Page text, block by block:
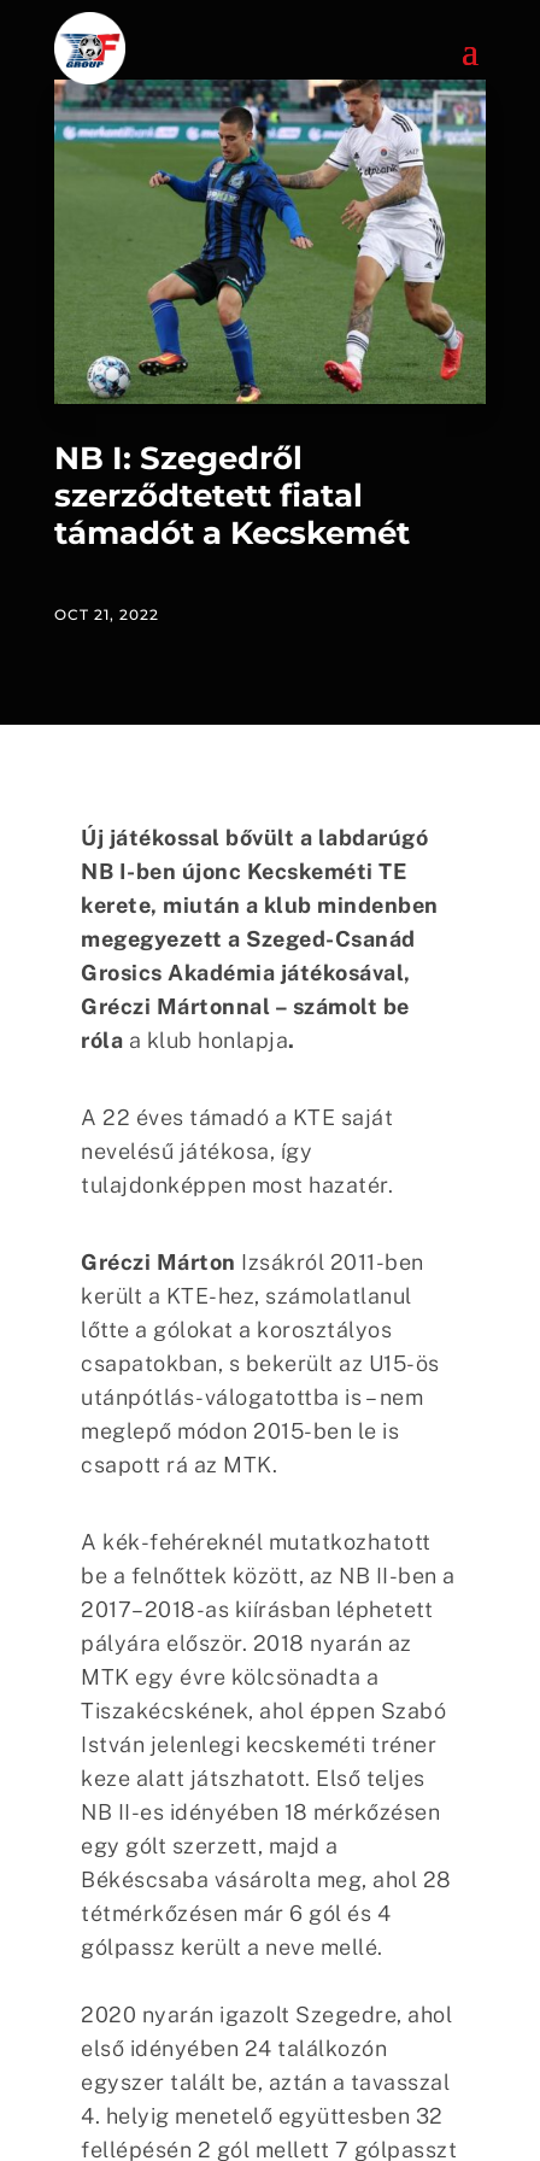
NB I: Szegedről
szerződtetett fiatal
támadót a Kecskemét
OCT 21, 2022
Új játékossal bővült a labdarúgó
NB I-ben újonc Kecskeméti TE
kerete, miután a klub mindenben
megegyezett a Szeged-Csanád
Grosics Akadémia játékosával,
Gréczi Mártonnal – számolt be
róla a klub honlapja.
A 22 éves támadó a KTE saját
nevelésű játékosa, így
tulajdonképpen most hazatér.
Gréczi Márton Izsákról 2011-ben
került a KTE-hez, számolatlanul
lőtte a gólokat a korosztályos
csapatokban, s bekerült az U15-ös
utánpótlás-válogatottba is – nem
meglepő módon 2015-ben le is
csapott rá az MTK.
A kék-fehéreknél mutatkozhatott
be a felnőttek között, az NB II-ben a
2017–2018-as kiírásban léphetett
pályára először. 2018 nyarán az
MTK egy évre kölcsönadta a
Tiszakécskének, ahol éppen Szabó
István jelenlegi kecskeméti tréner
keze alatt játszhatott. Első teljes
NB II-es idényében 18 mérkőzésen
egy gólt szerzett, majd a
Békéscsaba vásárolta meg, ahol 28
tétmérkőzésen már 6 gól és 4
gólpassz került a neve mellé.
2020 nyarán igazolt Szegedre, ahol
első idényében 24 találkozón
egyszer talált be, aztán a tavasszal
4. helyig menetelő együttesben 32
fellépésén 2 gól mellett 7 gólpasszt